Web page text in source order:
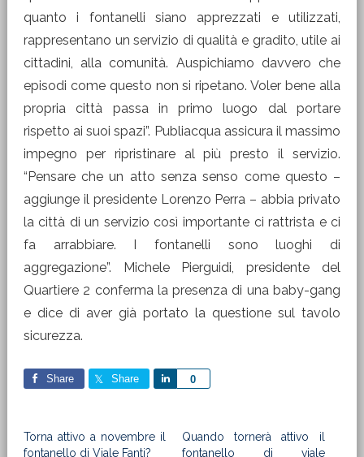
quanto i fontanelli siano apprezzati e utilizzati,
rappresentano un servizio di qualità e gradito, utile ai
cittadini, alla comunità. Auspichiamo davvero che
episodi come questo non si ripetano. Voler bene alla
propria città passa in primo luogo dal portare
rispetto ai suoi spazi”. Publiacqua assicura il massimo
impegno per ripristinare al più presto il servizio.
“Pensare che un atto senza senso come questo –
aggiunge il presidente Lorenzo Perra – abbia privato
la città di un servizio così importante ci rattrista e ci
fa arrabbiare. I fontanelli sono luoghi di
aggregazione”. Michele Pierguidi, presidente del
Quartiere 2 conferma la presenza di una baby-gang
e dice di aver già portato la questione sul tavolo
sicurezza.
Share Share 0
Share
Torna attivo a novembre il
fontanello di Viale Fanti?
Quando tornerà attivo il
fontanello di viale